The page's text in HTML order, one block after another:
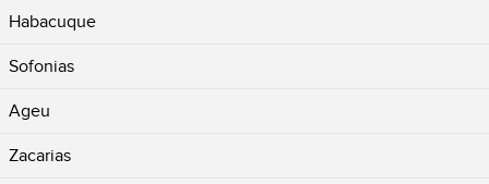
Habacuque
Sofonias
Ageu
Zacarias